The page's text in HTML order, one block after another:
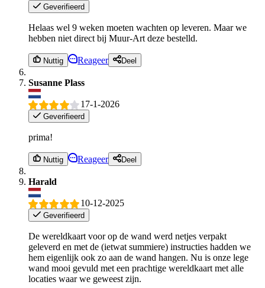
Geverifieerd
Helaas wel 9 weken moeten wachten op leveren. Maar we
hebben niet direct bij Muur-Art deze bestelld.
Nuttig Reageer Deel
Susanne Plass
17-1-2026
Geverifieerd
prima!
Nuttig Reageer Deel
Harald
10-12-2025
Geverifieerd
De wereldkaart voor op de wand werd netjes verpakt
geleverd en met de (ietwat summiere) instructies hadden we
hem eigenlijk ook zo aan de wand hangen. Nu is onze lege
wand mooi gevuld met een prachtige wereldkaart met alle
locaties waar we geweest zijn.